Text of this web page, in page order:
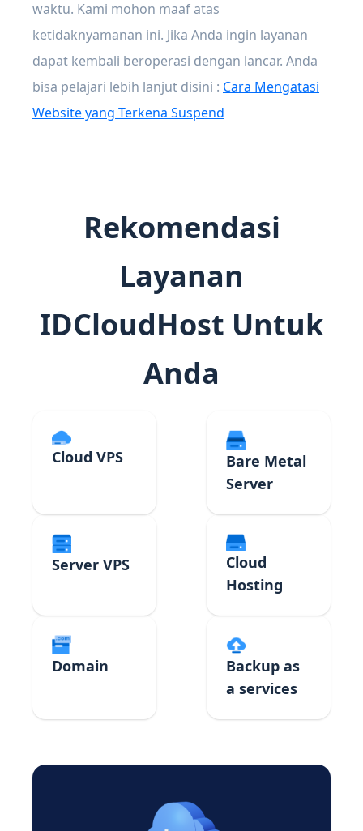
waktu. Kami mohon maaf atas
ketidaknyamanan ini. Jika Anda ingin layanan
dapat kembali beroperasi dengan lancar. Anda
bisa pelajari lebih lanjut disini : Cara Mengatasi
Website yang Terkena Suspend
Rekomendasi
Layanan
IDCloudHost Untuk
Anda
Cloud VPS
Bare Metal
Server
Server VPS
Cloud
Hosting
Domain
Backup as
a services